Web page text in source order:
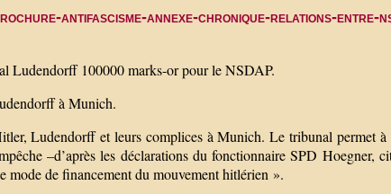
antifascisme-annexe-chronique-relations-entre-
Ludendorff 100000 marks-or pour le NSDAP.
à Munich.
Ludendorff et leurs complices à Munich. Le tribunal permet
–d’après les déclarations du fonctionnaire SPD Hoegner,
mode de financement du mouvement hitlérien ».